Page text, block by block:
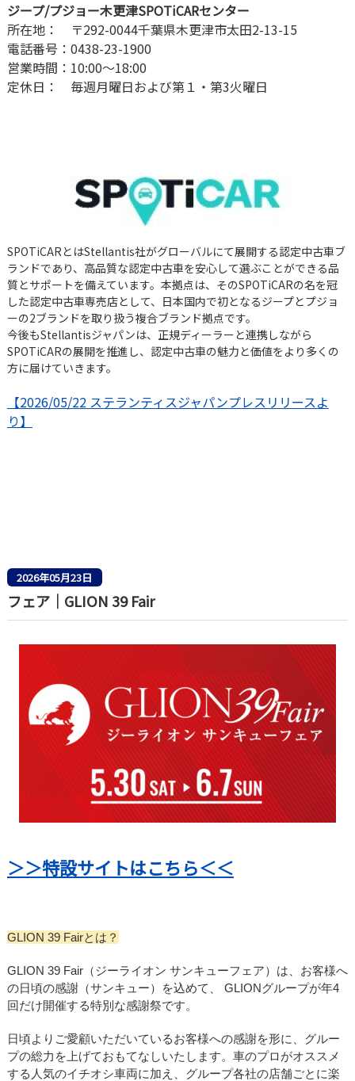
ジープ/プジョー木更津SPOTiCARセンター
所在地： 〒292-0044千葉県木更津市太田2-13-15
電話番号：0438-23-1900
営業時間：10:00～18:00
定休日： 毎週月曜日および第１・第3火曜日
SPOTiCARとはStellantis社がグローバルにて展開する認定中古車ブ
ランドであり、高品質な認定中古車を安心して選ぶことができる品
質とサポートを備えています。本拠点は、そのSPOTiCARの名を冠
した認定中古車専売店として、日本国内で初となるジープとプジョ
ーの2ブランドを取り扱う複合ブランド拠点です。
今後もStellantisジャパンは、正規ディーラーと連携しながら
SPOTiCARの展開を推進し、認定中古車の魅力と価値をより多くの
方に届けていきます。
【2026/05/22 ステランティスジャパンプレスリリースよ
り】
2026年05月23日
フェア｜GLION 39 Fair
＞＞特設サイトはこちら＜＜
GLION 39 Fairとは？
GLION 39 Fair（ジーライオン サンキューフェア）は、お客様へ
の日頃の感謝（サンキュー）を込めて、 GLIONグループが年4
回だけ開催する特別な感謝祭です。
日頃よりご愛顧いただいているお客様への感謝を形に、グルー
プの総力を上げておもてなしいたします。車のプロがオススメ
する人気のイチオシ車両に加え、グループ各社の店舗ごとに楽